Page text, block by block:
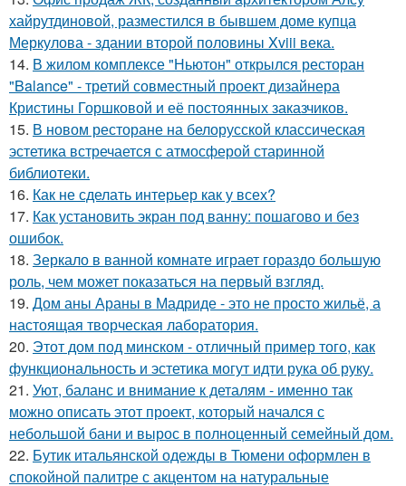
хайрутдиновой, разместился в бывшем доме купца
Меркулова - здании второй половины Xviii века.
14. В жилом комплексе "Ньютон" открылся ресторан
"Balance" - третий совместный проект дизайнера
Кристины Горшковой и её постоянных заказчиков.
15. В новом ресторане на белорусской классическая
эстетика встречается с атмосферой старинной
библиотеки.
16. Как не сделать интерьер как у всех?
17. Как установить экран под ванну: пошагово и без
ошибок.
18. Зеркало в ванной комнате играет гораздо большую
роль, чем может показаться на первый взгляд.
19. Дом аны Араны в Мадриде - это не просто жильё, а
настоящая творческая лаборатория.
20. Этот дом под минском - отличный пример того, как
функциональность и эстетика могут идти рука об руку.
21. Уют, баланс и внимание к деталям - именно так
можно описать этот проект, который начался с
небольшой бани и вырос в полноценный семейный дом.
22. Бутик итальянской одежды в Тюмени оформлен в
спокойной палитре с акцентом на натуральные